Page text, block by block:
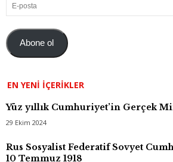
posta
Abone ol
EN YENI İÇERIKLER
Yüz yıllık Cumhuriyet’in Gerçek
29 Ekim 2024
Rus Sosyalist Federatif Sovyet
10 Temmuz 1918